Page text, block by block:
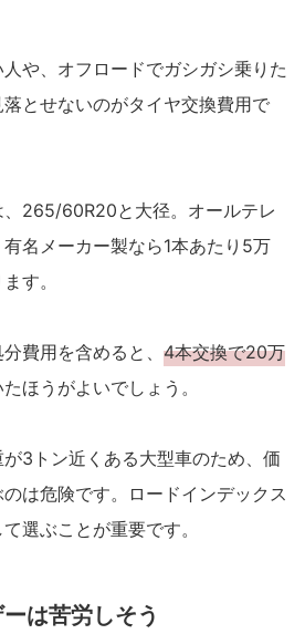
や、オフロードでガシガシ乗りた
とせないのがタイヤ交換費用で
265/60R20と大径。オールテレ
名メーカー製なら1本あたり5万
す。
費用を含めると、 4本交換で20万
ほうがよいでしょう。
3トン近くある大型車のため、価
は危険です。ロードインデックス
選ぶことが重要です。
は苦労しそう